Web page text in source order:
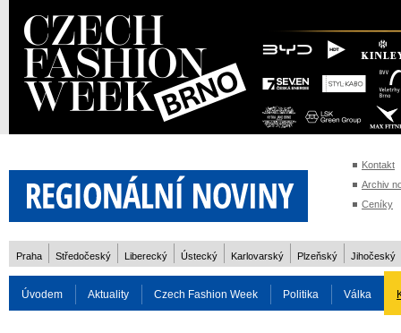
Kontakt
Archiv
Ceníky
Praha Středočeský Liberecký Ústecký Karlovarský Plzeňský Jihočeský
Úvodem Aktuality Czech Fashion Week Politika Válka